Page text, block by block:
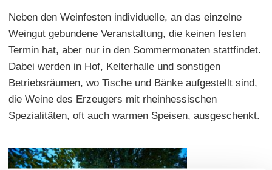
Neben den Weinfesten individuelle, an das einzelne
Weingut gebundene Veranstaltung, die keinen festen
Termin hat, aber nur in den Sommermonaten stattfindet.
Dabei werden in Hof, Kelterhalle und sonstigen
Betriebsräumen, wo Tische und Bänke aufgestellt sind,
die Weine des Erzeugers mit rheinhessischen
Spezialitäten, oft auch warmen Speisen, ausgeschenkt.